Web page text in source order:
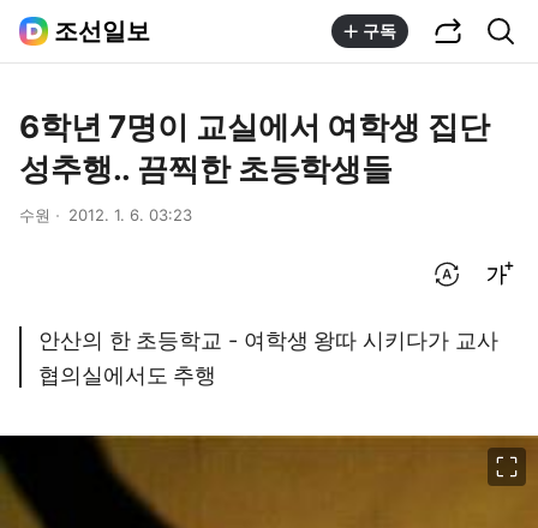
조선일보 구독
6학년 7명이 교실에서 여학생 집단
성추행.. 끔찍한 초등학생들
수원 2012. 1. 6. 03:23
안산의 한 초등학교 - 여학생 왕따 시키다가 교사
협의실에서도 추행